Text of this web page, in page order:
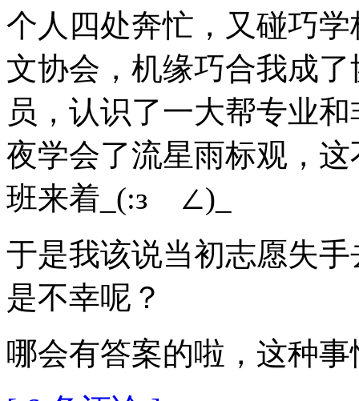
个人四处奔忙，又碰巧
文协会，机缘巧合我成
员，认识了一大帮专业
夜学会了流星雨标观，
班来着_(:зゝ∠)_
于是我该说当初志愿失
是不幸呢？
哪会有答案的啦，这种